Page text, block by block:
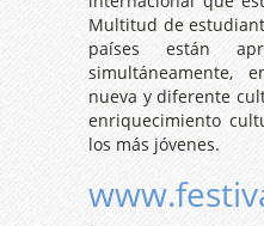
Multitud de
países están
simultáneamente,
nueva y diferente
enriquecimiento
los más jóvenes.